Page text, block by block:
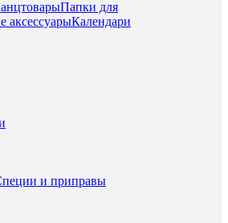
Папки для
аксессуарыКалендари
и приправы